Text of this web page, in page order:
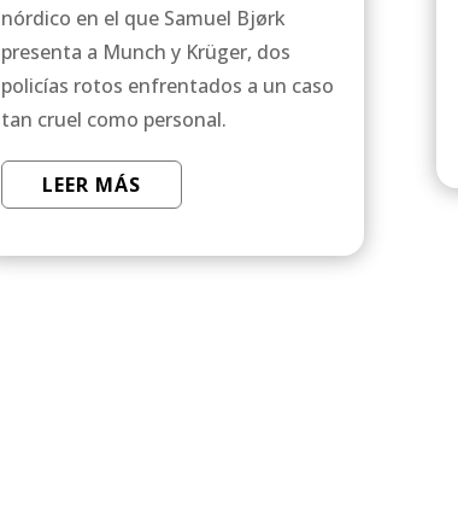
nórdico en el que Samuel Bjørk
presenta a Munch y Krüger, dos
policías rotos enfrentados a un caso
tan cruel como personal.
LEER MÁS